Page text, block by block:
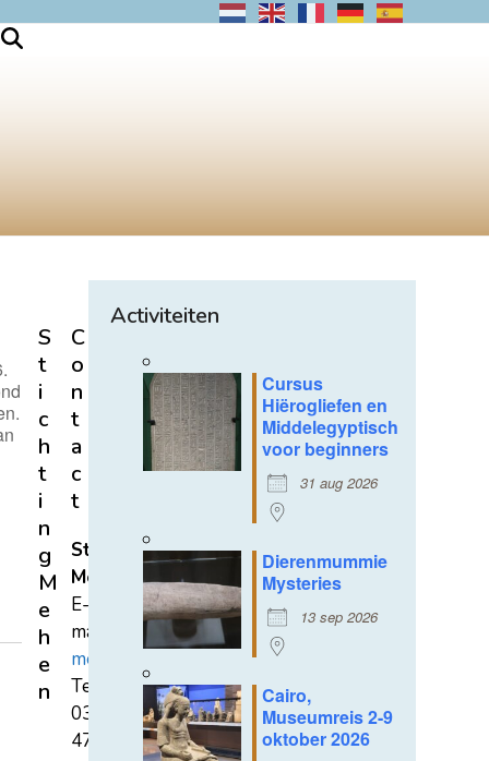
Activiteiten
Cursus
Hiërogliefen en
Middelegyptisch
voor beginners
31 aug 2026
Dierenmummie
Mysteries
13 sep 2026
Cairo,
Museumreis 2-9
oktober 2026
S
t
i
c
h
t
i
n
g
M
e
h
e
n
C
o
n
t
a
c
t
Stichting
Mehen
E-
mail:
mehen@hetnet.nl
Tel.:
0318-
471689